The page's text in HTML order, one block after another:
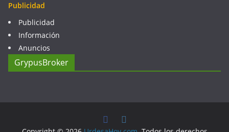
Publicidad
Publicidad
Información
Anuncios
GrypusBroker